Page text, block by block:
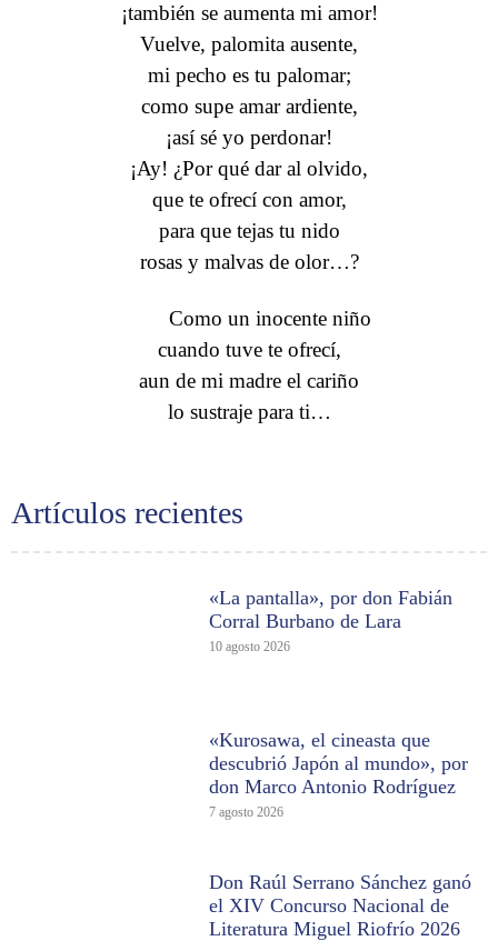
Artículos recientes
«La pantalla», por don Fabián
Corral Burbano de Lara
10 agosto 2026
«Kurosawa, el cineasta que
descubrió Japón al mundo», por
don Marco Antonio Rodríguez
7 agosto 2026
Don Raúl Serrano Sánchez ganó
el XIV Concurso Nacional de
Literatura Miguel Riofrío 2026
¡también se aumenta mi amor!
Vuelve, palomita ausente,
mi pecho es tu palomar;
como supe amar ardiente,
¡así sé yo perdonar!
¡Ay! ¿Por qué dar al olvido,
que te ofrecí con amor,
para que tejas tu nido
rosas y malvas de olor…?
Como un inocente niño
cuando tuve te ofrecí,
aun de mi madre el cariño
lo sustraje para ti…